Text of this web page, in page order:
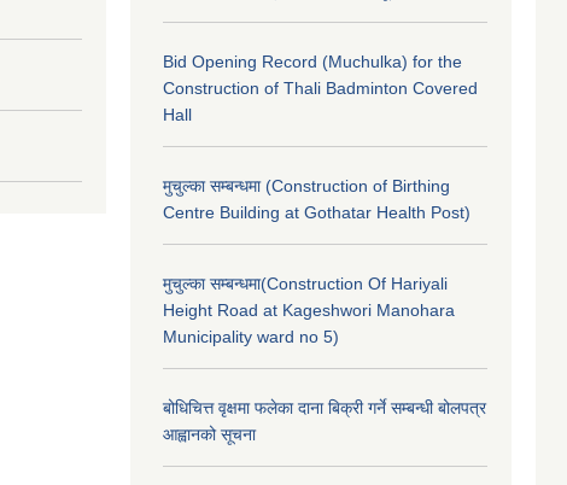
Bid Opening Record (Muchulka) for the
Construction of Thali Badminton Covered
Hall
मुचुल्का सम्बन्धमा (Construction of Birthing
Centre Building at Gothatar Health Post)
मुचुल्का सम्बन्धमा(Construction Of Hariyali
Height Road at Kageshwori Manohara
Municipality ward no 5)
बोधिचित्त वृक्षमा फलेका दाना बिक्री गर्ने सम्बन्धी बोलपत्र
आह्वानको सूचना